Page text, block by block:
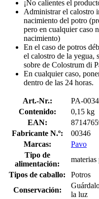
¡No calientes el
Administrar el calostro
nacimiento del potro
pero en cualquier caso
nacimiento)
En el caso de potros
el calostro de la yegua,
sobre de Colostrum di
En cualquier caso,
dentro de las 24 horas.
Art.-Nr.:
PA-
Contenido:
0,15 kg
EAN:
Fabricante N.º:
00346
Marcas:
Pavo
Tipo de
alimentación:
materias
Tipos de caballo:
Potros
Conservación:
la luz